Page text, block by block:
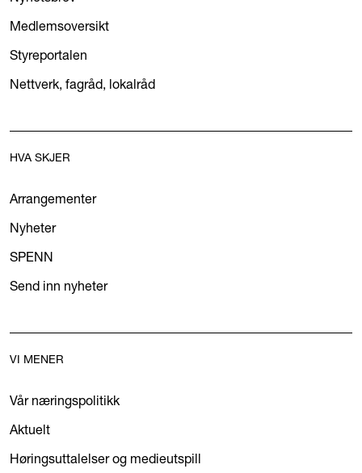
Medlemsoversikt
Styreportalen
Nettverk, fagråd, lokalråd
HVA SKJER
Arrangementer
Nyheter
SPENN
Send inn nyheter
VI MENER
Vår næringspolitikk
Aktuelt
Høringsuttalelser og medieutspill